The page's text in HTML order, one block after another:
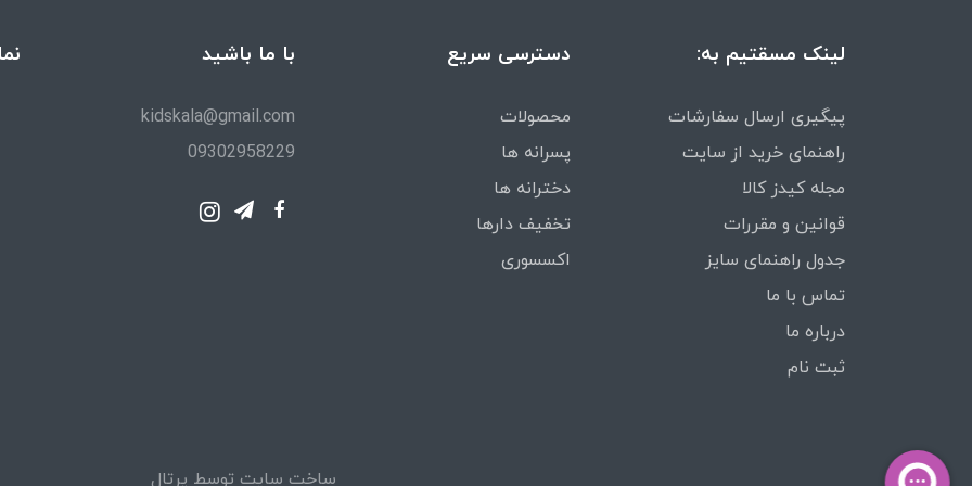
لینک مسقتیم به:
پیگیری ارسال سفارشات
راهنمای خرید از سایت
مجله کیدز کالا
قوانین و مقررات
جدول راهنمای سایز
تماس با ما
درباره ما
ثبت نام
دسترسی سریع
محصولات
پسرانه ها
دخترانه ها
تخفیف دارها
اکسسوری
با ما باشید
kidskala@gmail.com
09302958229
ساخت سایت توسط پرتال